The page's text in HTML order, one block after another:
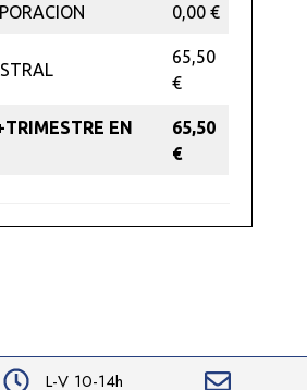
0,00 €
65,50
€
EN
65,50
€
L-V 10-14h